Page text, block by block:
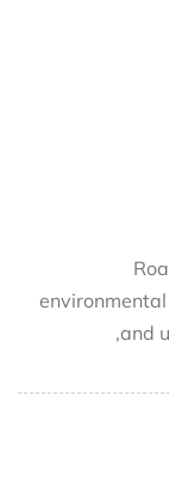
and